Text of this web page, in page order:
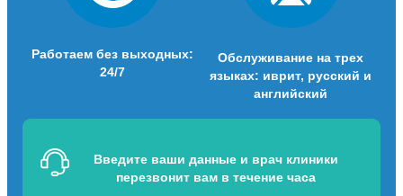
Работаем без выходных:
24/7
Обслуживание на трех
языках: иврит, русский и
английский
Введите ваши данные и врач клиники
перезвонит вам в течение часа